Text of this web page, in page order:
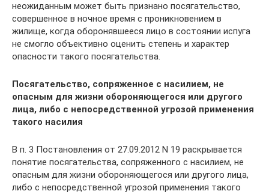
неожиданным может быть признано посягательство,
совершенное в ночное время с проникновением в
жилище, когда оборонявшееся лицо в состоянии испуга
не смогло объективно оценить степень и характер
опасности такого посягательства.
Посягательство, сопряженное с насилием, не
опасным для жизни обороняющегося или другого
лица, либо с непосредственной угрозой применения
такого насилия
В п. 3 Постановления от 27.09.2012 N 19 раскрывается
понятие посягательства, сопряженного с насилием, не
опасным для жизни обороняющегося или другого лица,
либо с непосредственной угрозой применения такого